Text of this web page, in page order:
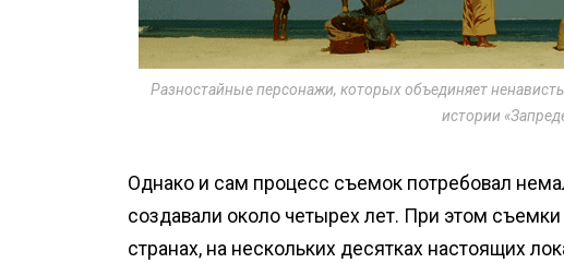
Разностайные персонажи, которых объединяет
истории
Однако и сам процесс съемок потребовал
создавали около четырех лет. При этом
странах, на нескольких десятках настоящих